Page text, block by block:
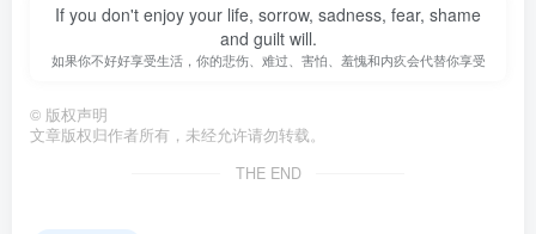
If you don't enjoy your life, sorrow, sadness, fear, shame
and guilt will.
如果你不好好享受生活，你的悲伤、难过、害怕、羞愧和内疚会代替你享受
© 版权声明
文章版权归作者所有，未经允许请勿转载。
THE END